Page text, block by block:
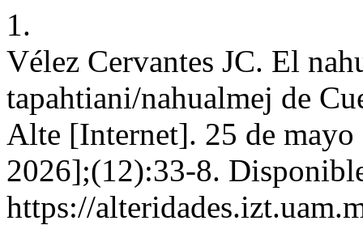
1.
Vélez Cervantes JC. El
tapahtiani/nahualmej de
Alte [Internet]. 25 de mayo
2026];(12):33-8.
https://